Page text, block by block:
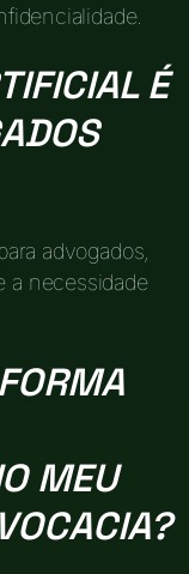
É
advogados,
a necessidade
MEU